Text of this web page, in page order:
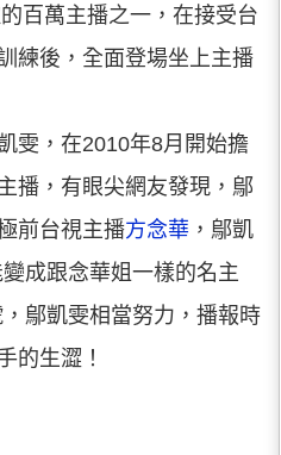
百萬主播之一，在接受台
練後，全面登場坐上主播
雯，在2010年8月開始擔
播，有眼尖網友發現，鄔
前台視主播方念華 ，鄔凱
成跟念華姐一樣的名主
鄔凱雯相當努力，播報時
的生澀！